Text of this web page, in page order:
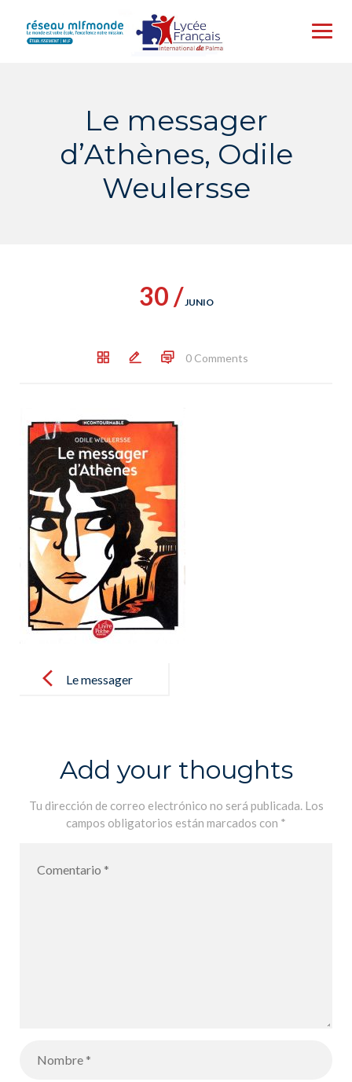
content
Le messager
d’Athènes, Odile
Weulersse
30 /JUNIO
0 Comments
navigationLe messager
Add your thoughts
Tu dirección de correo electrónico no será publicada. Los
campos obligatorios están marcados con *